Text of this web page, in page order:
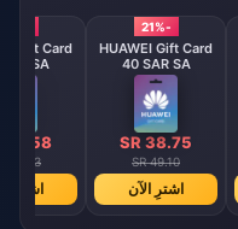
-21%
HUAWEI Gift Card
40 SAR SA
SR 38.75
SR 49.10
اشترِ الآن
Gift Card
SA
72.58
92.03
اشترِ